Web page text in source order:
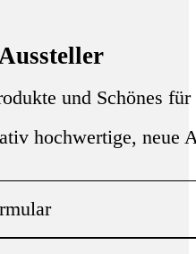
und Schönes
hochwertige, neue